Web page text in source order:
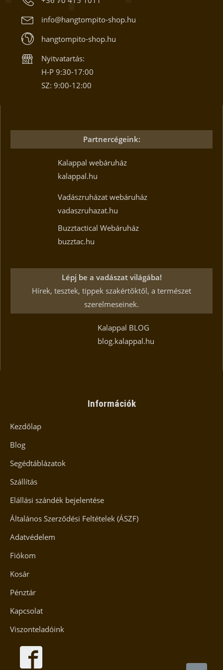
info@hangtompito-shop.hu
hangtompito-shop.hu
Nyitvatartás:
H-P 9:30-17:00
SZ: 9:00-12:00
Partnercégeink:
Kalappal webáruház
kalappal.hu
Vadászruházat webáruház
vadaszruhazat.hu
Buzztactical Webáruház
buzztac.hu
Lépj be a vadászat világába!
Hírek, tesztek, tippek szakértőktől, a természet
szerelmeseinek.
Kalappal BLOG
blog.kalappal.hu
Információk
Kezdőlap
Blog
Segédtáblázatok
Szállítás
Elállási szándék bejelentése
Általános Szerződési Feltételek (ÁSZF)
Adatvédelem
Fiókom
Kosár
Pénztár
Kapcsolat
Viszonteladóink